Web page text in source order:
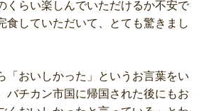
くらい楽しんでいただけるか不安で
食していただいて、とても驚きまし
「おいしかった」というお言葉をい
バチカン市国に帰国された後にもお